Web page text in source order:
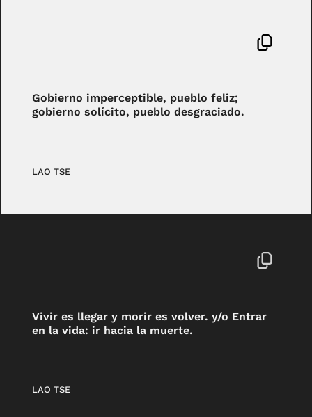
Gobierno imperceptible, pueblo feliz;
gobierno solícito, pueblo desgraciado.
LAO TSE
Vivir es llegar y morir es volver. y/o Entrar
en la vida: ir hacia la muerte.
LAO TSE